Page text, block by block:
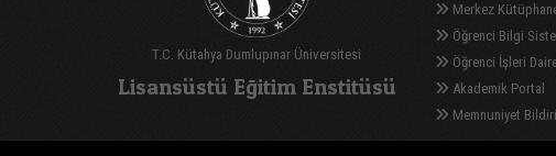
T.C. Kütahya Dumlupınar Üniversitesi
Lisansüstü Eğitim Enstitüsü
Merkez
Öğrenci Bilgi
Öğrenci İşleri
Akademik Portal
Memnuniyet